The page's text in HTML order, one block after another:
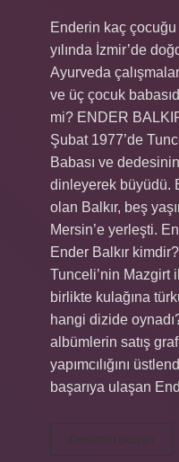
Enderin kaç
yılında İzmir’de
Ayurveda
ve üç çocuk
mi? ENDER
Şubat 1977’de
Babası ve
dinleyerek büyüdü.
olan Balkır, beş
Mersin’e yerleşti.
Ender Balkır
Tunceli’nin Mazgirt
birlikte kulağına
hangi dizide
albümlerin satış
yapımcılığını
başarıya ulaşan
Devamını okuyun
Balkır